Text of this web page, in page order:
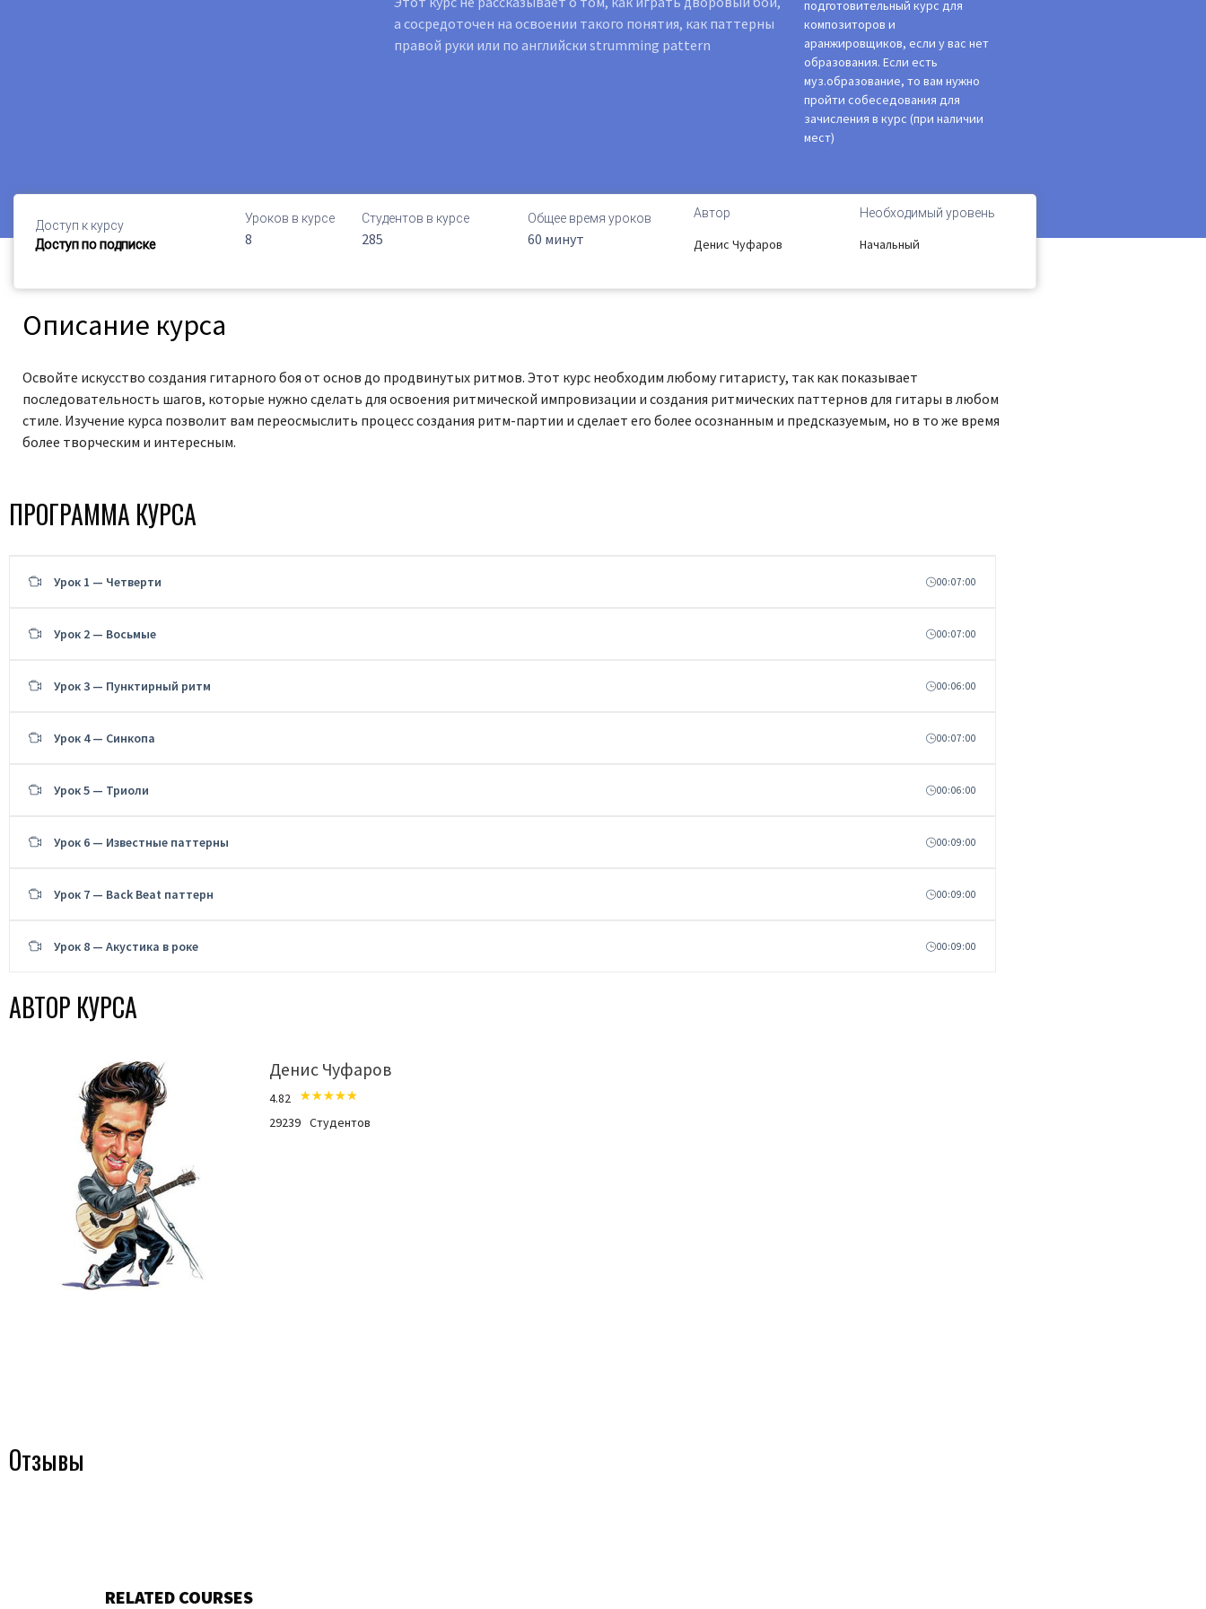
а сосредоточен на освоении такого понятия, как паттерны
правой руки или по английски strumming pattern
подготовительный курс для
композиторов и
аранжировщиков, если у вас нет
образования. Если есть
муз.образование, то вам нужно
пройти собеседования для
зачисления в курс (при наличии
мест)
Доступ к курсу
Доступ по подписке
Уроков в курсе
8
Студентов в курсе
285
Общее время уроков
60 минут
Автор
Денис Чуфаров
Необходимый уровень
Начальный
Описание курса
Освойте искусство создания гитарного боя от основ до продвинутых ритмов. Этот курс необходим любому гитаристу, так как показывает
последовательность шагов, которые нужно сделать для освоения ритмической импровизации и создания ритмических паттернов для гитары в любом
стиле. Изучение курса позволит вам переосмыслить процесс создания ритм-партии и сделает его более осознанным и предсказуемым, но в то же время
более творческим и интересным.
ПРОГРАММА КУРСА
Урок 1 — Четверти 00:07:00
Урок 2 — Восьмые 00:07:00
Урок 3 — Пунктирный ритм 00:06:00
Урок 4 — Синкопа 00:07:00
Урок 5 — Триоли 00:06:00
Урок 6 — Известные паттерны 00:09:00
Урок 7 — Back Beat паттерн 00:09:00
Урок 8 — Акустика в роке 00:09:00
АВТОР КУРСА
Денис Чуфаров
4.82
29239 Студентов
Отзывы
RELATED COURSES